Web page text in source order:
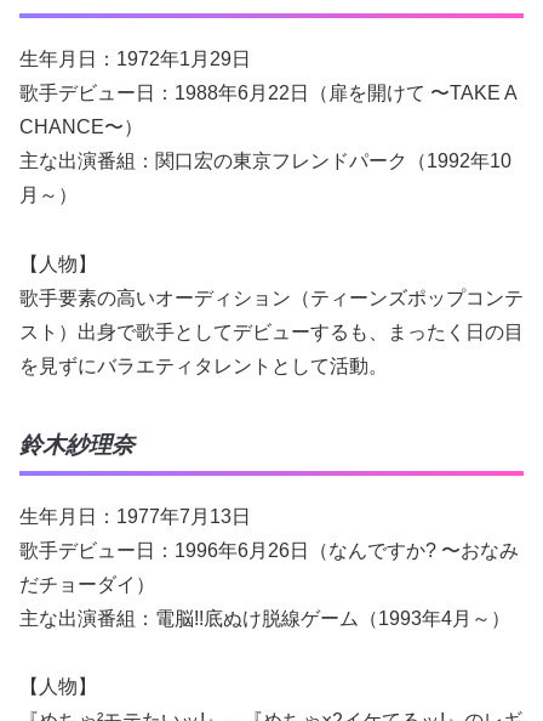
生年月日：1972年1月29日
歌手デビュー日：1988年6月22日（扉を開けて 〜TAKE A
CHANCE〜）
主な出演番組：関口宏の東京フレンドパーク（1992年10
月～）
【人物】
歌手要素の高いオーディション（ティーンズポップコンテ
スト）出身で歌手としてデビューするも、まったく日の目
を見ずにバラエティタレントとして活動。
鈴木紗理奈
生年月日：1977年7月13日
歌手デビュー日：1996年6月26日（なんですか? 〜おなみ
だチョーダイ）
主な出演番組：電脳!!底ぬけ脱線ゲーム（1993年4月～）
【人物】